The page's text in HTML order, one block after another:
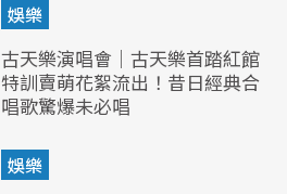
娛樂
古天樂演唱會｜古天樂首踏紅館
特訓賣萌花絮流出！昔日經典合
唱歌驚爆未必唱
娛樂